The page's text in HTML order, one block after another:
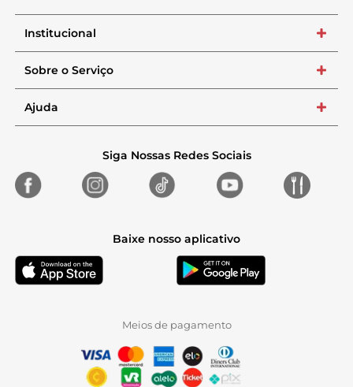
Institucional +
Sobre o Serviço +
Ajuda +
Siga Nossas Redes Sociais
Baixe nosso aplicativo
Meios de pagamento